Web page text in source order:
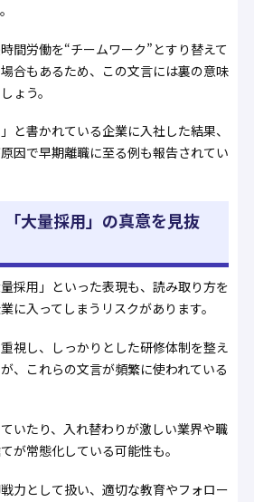
間労働を“チームワーク”とすり替えて
合もあるため、この文言には裏の意味
ょう。
と書かれている企業に入社した結果、
因で早期離職に至る例も報告されてい
「大量採用」の真意を見抜
量採用」といった表現も、読み取り方を
に入ってしまうリスクがあります。
視し、しっかりとした研修体制を整え
、これらの文言が頻繁に使われている
いたり、入れ替わりが激しい業界や職
が常態化している可能性も。
力として扱い、適切な教育やフォロー